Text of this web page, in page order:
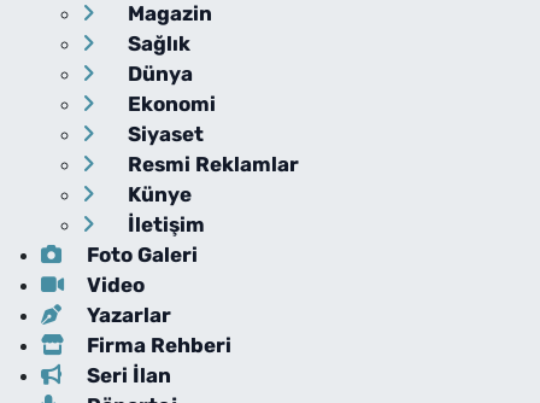
Magazin
Sağlık
Dünya
Ekonomi
Siyaset
Resmi Reklamlar
Künye
İletişim
Foto Galeri
Video
Yazarlar
Firma Rehberi
Seri İlan